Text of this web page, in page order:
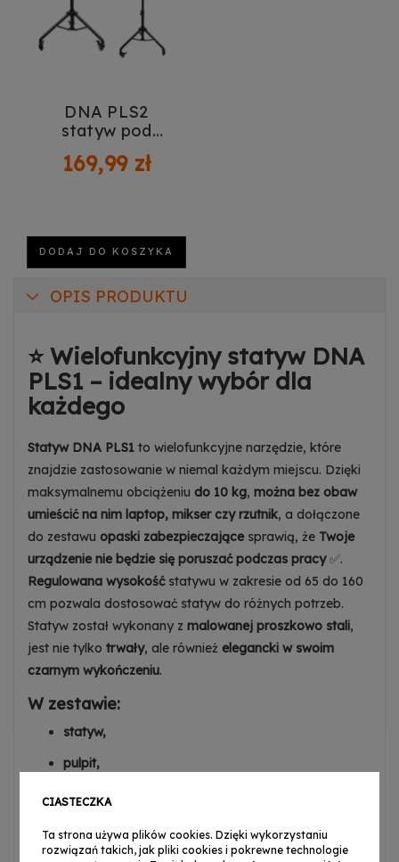
OPIS PRODUKTU
⭐ Wielofunkcyjny statyw DNA
PLS1 – idealny wybór dla
każdego
Statyw DNA PLS1 to wielofunkcyjne narzędzie, które
znajdzie zastosowanie w niemal każdym miejscu. Dzięki
maksymalnemu obciążeniu do 10 kg, można bez obaw
umieścić na nim laptop, mikser czy rzutnik, a dołączone
do zestawu opaski zabezpieczającesprawią, że Twoje
urządzenie nie będzie się poruszać podczas pracy✅.
Regulowana wysokośćstatywu w zakresie od 65 do 160
cm pozwala dostosować statyw do różnych potrzeb.
Statyw został wykonany z malowanej proszkowo stali,
jest nie tylko trwały, ale również elegancki w swoim
czarnym wykończeniu.
W zestawie:
statyw,
pulpit,
2 elastyczne opaski zabezpieczające,
DNA PLS2
statyw pod
laptop mikser
rzutnik do 10 kg
kółka
169,99 zł
DODAJ DO KOSZYKA
CIASTECZKA
Ta strona używa plików cookies. Dzięki wykorzystaniu
rozwiązań takich, jak pliki cookies i pokrewne technologie